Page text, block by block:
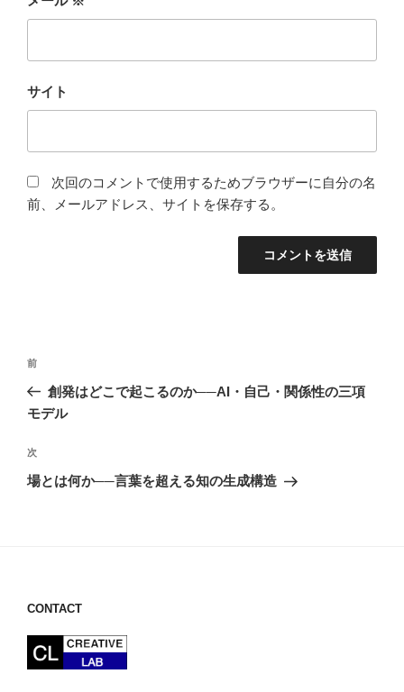
サイト
次回のコメントで使用するためブラウザーに自分の名
前、メールアドレス、サイトを保存する。
投
ナ
ゲ
ー
前
の
投
前
創発はどこで起こるのか──AI・自己・関係性の三項
モデル
次
の
次
場とは何か──言葉を超える知の生成構造
CONTACT